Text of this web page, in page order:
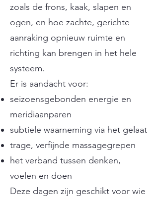
zoals de frons, kaak, slapen en
ogen, en hoe zachte, gerichte
aanraking opnieuw ruimte en
richting kan brengen in het hele
systeem.
Er is aandacht voor:
seizoensgebonden energie en
meridiaanparen
subtiele waarneming via het gelaat
trage, verfijnde massagegrepen
het verband tussen denken,
voelen en doen
Deze dagen zijn geschikt voor wie